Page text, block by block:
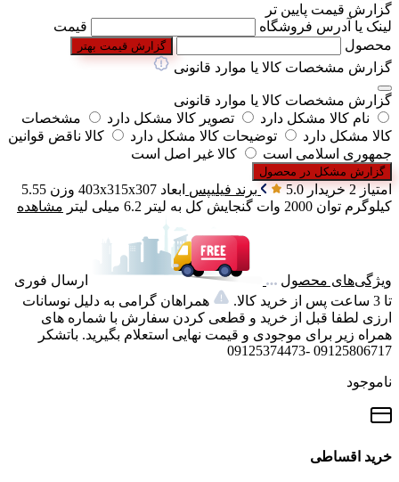
گزارش قیمت پایین تر
لینک یا آدرس فروشگاه
قیمت
محصول
گزارش قیمت بهتر
گزارش مشخصات کالا یا موارد قانونی
گزارش مشخصات کالا یا موارد قانونی
نام کالا مشکل دارد
تصویر کالا مشکل دارد
مشخصات
کالا مشکل دارد
توضیحات کالا مشکل دارد
کالا ناقض قوانین
جمهوری اسلامی است
کالا غیر اصل است
گزارش مشکل در محصول
امتیاز 2 خریدار 5.0 برند فیلیپس ابعاد 403x315x307 وزن 5.55
کیلوگرم توان 2000 وات گنجایش کل به لیتر 6.2 میلی لیتر مشاهده
ویژگی‌های محصول
ارسال فوری
تا 3 ساعت پس از خرید کالا.
همراهان گرامی به دلیل نوسانات
ارزی لطفا قبل از خرید و قطعی کردن سفارش با شماره های
همراه زیر برای موجودی و قیمت نهایی استعلام بگیرید. باتشکر
09125806717 -09125374473
ناموجود
خرید اقساطی